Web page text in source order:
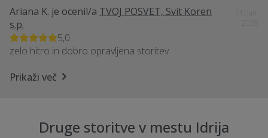
Ariana K. je ocenil/a TVOJ POSVET, Svit Koren
s.p.
5,0
zelo hitro in dobro opravljena storitev
Prikaži več
Druge storitve v mestu Idrija